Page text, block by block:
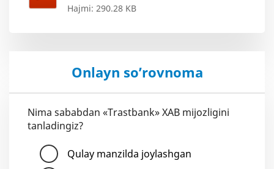
Hajmi: 290.28 KB
Onlayn so’rovnoma
Nima sababdan «Trastbank» XAB mijozligini
tanladingiz?
Qulay manzilda joylashgan